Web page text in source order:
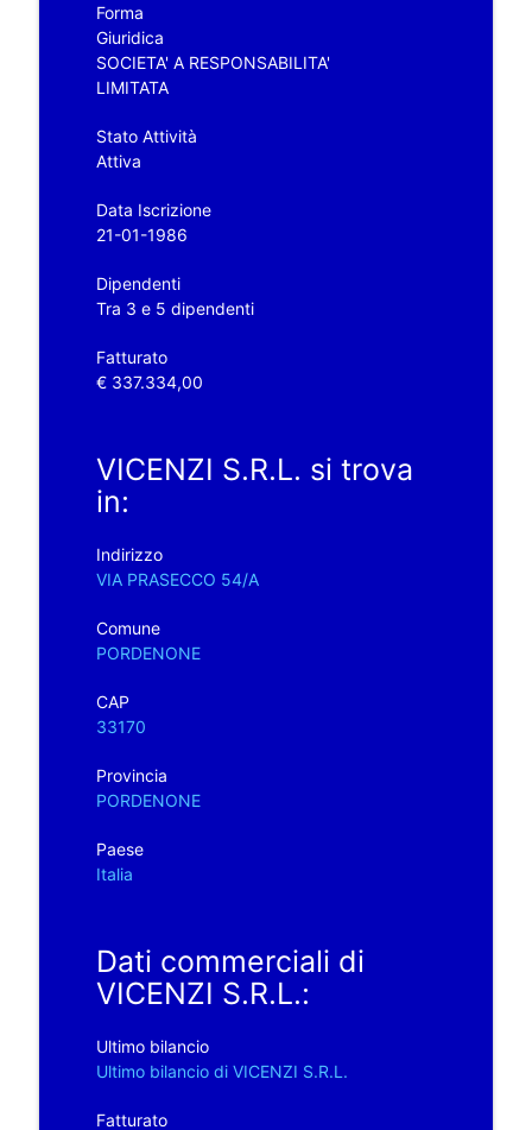
Forma
Giuridica
SOCIETA' A RESPONSABILITA'
LIMITATA
Stato Attività
Attiva
Data Iscrizione
21-01-1986
Dipendenti
Tra 3 e 5 dipendenti
Fatturato
€ 337.334,00
VICENZI S.R.L. si trova
in:
Indirizzo
VIA PRASECCO 54/A
Comune
PORDENONE
CAP
33170
Provincia
PORDENONE
Paese
Italia
Dati commerciali di
VICENZI S.R.L.:
Ultimo bilancio
Ultimo bilancio di VICENZI S.R.L.
Fatturato